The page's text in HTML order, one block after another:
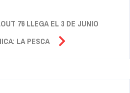
76 LLEGA EL 3 DE JUNIO
LA PESCA